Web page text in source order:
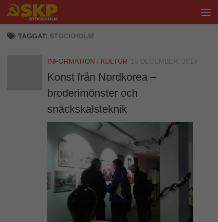
Hoppa till innehåll
TAGGAT: STOCKHOLM
INFORMATION / KULTUR 15 DECEMBER, 2017
Konst från Nordkorea –
broderimönster och
snäckskalsteknik